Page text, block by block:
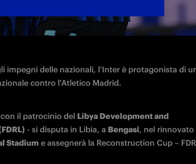
contro l'Atletico Madrid.
- si disputa in Libia, a Bengasi
Stadium e assegnerà la Reconstruction Cup – FDRL